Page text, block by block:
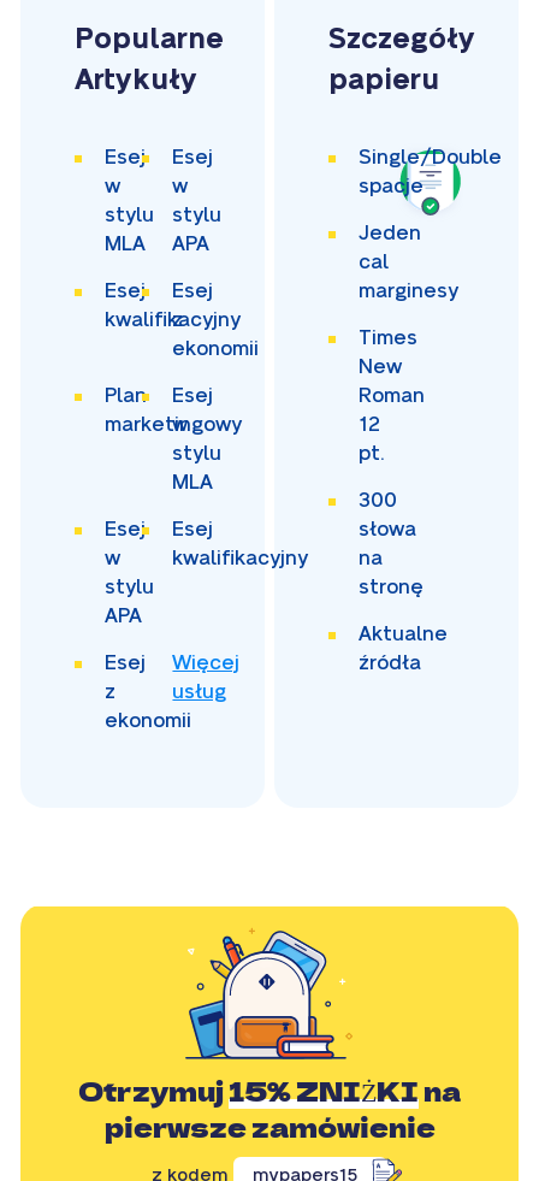
Popularne
Artykuły
Esej
w
stylu
MLA
Esej
w
stylu
APA
Esej
kwalifikacyjny
Esej
z
ekonomii
Plan
marketingowy
Esej
w
stylu
MLA
Esej
w
stylu
APA
Esej
kwalifikacyjny
Esej
z
ekonomii
Więcej
usług
Szczegóły
papieru
Single/Double
spacje
Jeden
cal
marginesy
Times
New
Roman
12
pt.
300
słowa
na
stronę
Aktualne
źródła
Otrzymuj15% ZNIŻKIna
pierwsze zamówienie
z kodem mypapers15